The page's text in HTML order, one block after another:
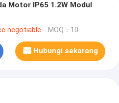
Motor IP65 1.2W Modul
negotiable MOQ：10
Hubungi sekarang